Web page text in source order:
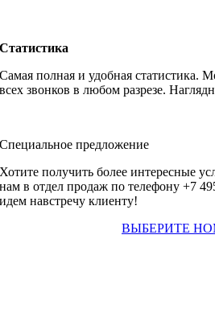
Статистика
Самая полная и удобная статистика.
всех звонков в любом разрезе.
Специальное предложение
Хотите получить более интересные
нам в отдел продаж по телефону +7
идем навстречу клиенту!
ВЫБЕРИТЕ